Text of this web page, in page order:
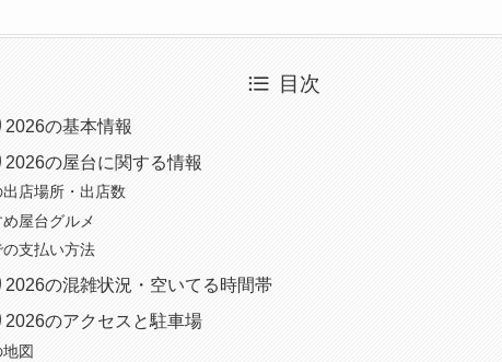
目次
の基本情報
2026の屋台に関する情報
出店場所・出店数
屋台グルメ
の支払い方法
2026の混雑状況・空いてる時間帯
2026のアクセスと駐車場
図